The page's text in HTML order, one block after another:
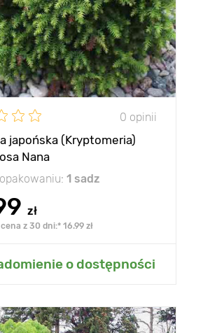
0 opinii
japońska (Kryptomeria)
Nana
1 sadz
zł
z 30 dni:* 16.99 zł
o dostępności